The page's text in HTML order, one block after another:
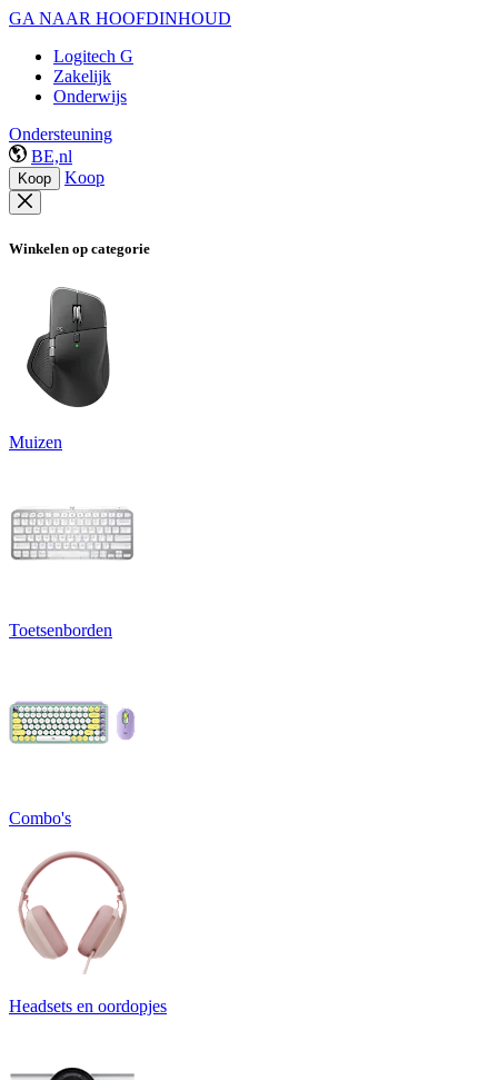
GA NAAR HOOFDINHOUD
Logitech G
Zakelijk
Onderwijs
Ondersteuning
BE,nl
Koop Koop
Winkelen op categorie
Muizen
Toetsenborden
Combo's
Headsets en oordopjes